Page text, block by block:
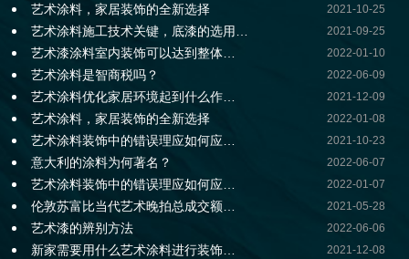
艺术涂料，家居装饰的全新选择 2021-10-25
艺术涂料施工技术关键，底漆的选用… 2021-09-25
艺术漆涂料室内装饰可以达到整体… 2022-01-10
艺术涂料是智商税吗？ 2022-06-09
艺术涂料优化家居环境起到什么作… 2021-12-09
艺术涂料，家居装饰的全新选择 2022-01-08
艺术涂料装饰中的错误理应如何应… 2021-10-23
意大利的涂料为何著名？ 2022-06-07
艺术涂料装饰中的错误理应如何应… 2022-01-07
伦敦苏富比当代艺术晚拍总成交额… 2021-05-28
艺术漆的辨别方法 2022-06-06
新家需要用什么艺术涂料进行装饰… 2021-12-08